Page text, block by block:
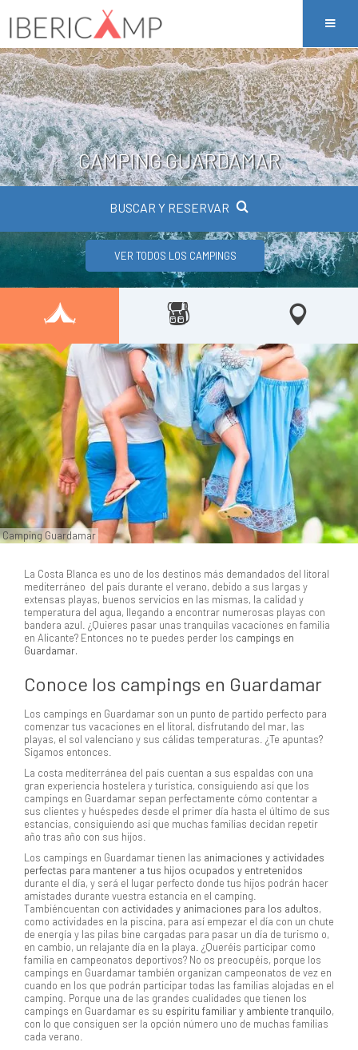
CAMPING GUARDAMAR
BUSCAR Y RESERVAR
VER TODOS LOS CAMPINGS
Camping Guardamar
La Costa Blanca es uno de los destinos más demandados del litoral
mediterráneo del país durante el verano, debido a sus largas y
extensas playas, buenos servicios en las mismas, la calidad y
temperatura del agua, llegando a encontrar numerosas playas con
bandera azul. ¿Quieres pasar unas tranquilas vacaciones en familia
en Alicante? Entonces no te puedes perder los campings en
Guardamar.
Conoce los campings en Guardamar
Los campings en Guardamar son un punto de partido perfecto para
comenzar tus vacaciones en el litoral, disfrutando del mar, las
playas, el sol valenciano y sus cálidas temperaturas. ¿Te apuntas?
Sigamos entonces.
La costa mediterránea del país cuentan a sus espaldas con una
gran experiencia hostelera y turística, consiguiendo así que los
campings en Guardamar sepan perfectamente cómo contentar a
sus clientes y huéspedes desde el primer día hasta el último de sus
estancias, consiguiendo así que muchas familias decidan repetir
año tras año con sus hijos.
Los campings en Guardamar tienen las animaciones y actividades
perfectas para mantener a tus hijos ocupados y entretenidos
durante el día, y será el lugar perfecto donde tus hijos podrán hacer
amistades durante vuestra estancia en el camping.
Tambiéncuentan con actividades y animaciones para los adultos,
como actividades en la piscina, para así empezar el día con un chute
de energía y las pilas bine cargadas para pasar un día de turismo o,
en cambio, un relajante día en la playa. ¿Queréis participar como
familia en campeonatos deportivos? No os preocupéis, porque los
campings en Guardamar también organizan campeonatos de vez en
cuando en los que podrán participar todas las familias alojadas en el
camping. Porque una de las grandes cualidades que tienen los
campings en Guardamar es su espíritu familiar y ambiente tranquilo,
con lo que consiguen ser la opción número uno de muchas familias
cada verano.